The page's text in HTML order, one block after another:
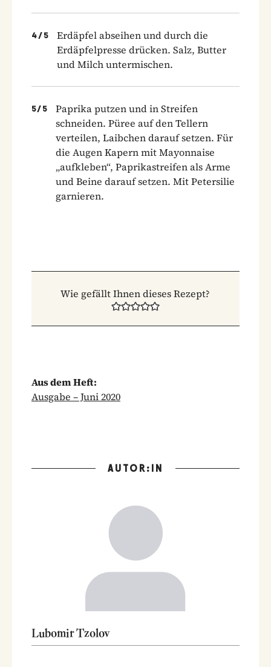
4 / 5
Erdäpfel abseihen und durch die
Erdäpfelpresse drücken. Salz, Butter
und Milch untermischen.
5/ 5
Paprika putzen und in Streifen
schneiden. Püree auf den Tellern
verteilen, Laibchen darauf setzen. Für
die Augen Kapern mit Mayonnaise
„aufkleben“, Paprikastreifen als Arme
und Beine darauf setzen. Mit Petersilie
garnieren.
Wie gefällt Ihnen dieses Rezept?
Aus dem Heft:
Ausgabe – Juni 2020
AUTOR:IN
Lubomir Tzolov